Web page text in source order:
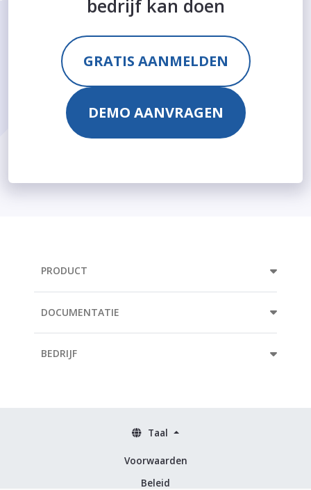
bedrijf kan doen
GRATIS AANMELDEN
DEMO AANVRAGEN
PRODUCT
DOCUMENTATIE
BEDRIJF
Voorwaarden
Beleid
Taal